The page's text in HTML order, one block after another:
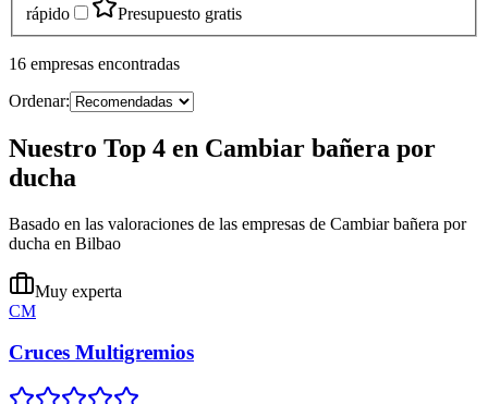
rápido
Presupuesto gratis
16 empresas encontradas
Ordenar:
Nuestro Top 4 en Cambiar bañera por
ducha
Basado en las valoraciones de las empresas de Cambiar bañera por
ducha en Bilbao
Muy experta
CM
Cruces Multigremios